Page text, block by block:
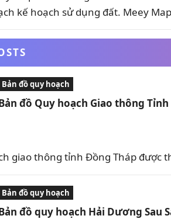
kế hoạch sử dụng đất. Meey
Bản đồ quy hoạch
đồ Quy hoạch Giao thông
giao thông tỉnh Đồng Tháp
Bản đồ quy hoạch
đồ quy hoạch Hải Dương Sau